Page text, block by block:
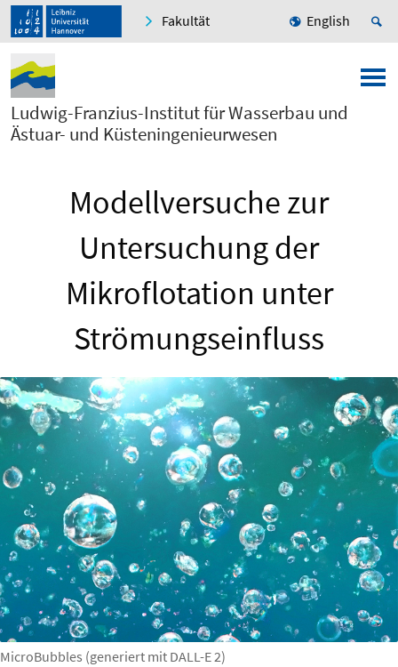
Fakultät English
Ludwig-Franzius-Institut für Wasserbau und
Ästuar- und Küsteningenieurwesen
Modellversuche zur
Untersuchung der
Mikroflotation unter
Strömungseinfluss
MicroBubbles (generiert mit DALL-E 2)